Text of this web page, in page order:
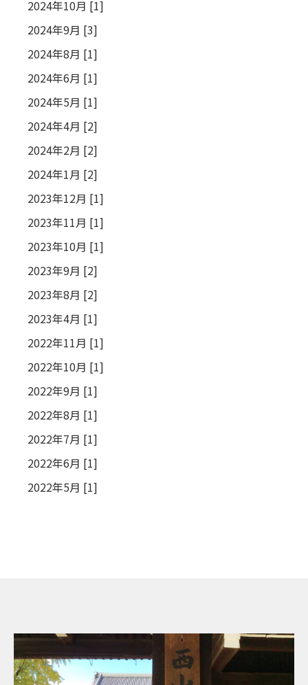
2024年10月 [1]
2024年9月 [3]
2024年8月 [1]
2024年6月 [1]
2024年5月 [1]
2024年4月 [2]
2024年2月 [2]
2024年1月 [2]
2023年12月 [1]
2023年11月 [1]
2023年10月 [1]
2023年9月 [2]
2023年8月 [2]
2023年4月 [1]
2022年11月 [1]
2022年10月 [1]
2022年9月 [1]
2022年8月 [1]
2022年7月 [1]
2022年6月 [1]
2022年5月 [1]